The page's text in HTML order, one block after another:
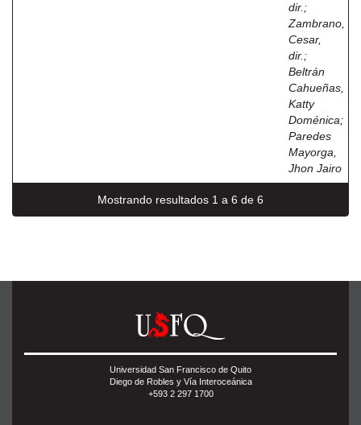
dir. ;
Zambrano,
Cesar,
dir. ;
Beltrán
Cahueñas,
Katty
Doménica;
Paredes
Mayorga,
Jhon Jairo
Mostrando resultados 1 a 6 de 6
Universidad San Francisco de Quito
Diego de Robles y Vía Interoceánica
+593 2 297 1700